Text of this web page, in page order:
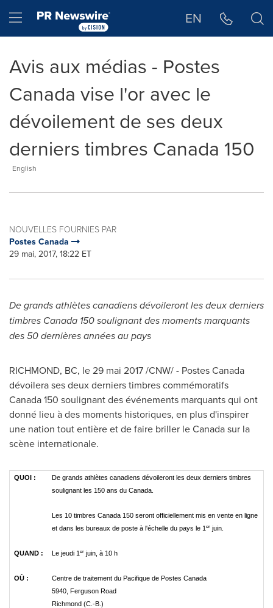
Hamburger menu EN
Avis aux médias - Postes
Canada vise l'or avec le
dévoilement de ses deux
derniers timbres Canada 150
English
NOUVELLES FOURNIES PAR
Postes Canada
29 mai, 2017, 18:22 ET
De grands athlètes canadiens dévoileront les deux derniers
timbres Canada 150 soulignant des moments marquants
des 50 dernières années au pays
RICHMOND, BC, le 29 mai 2017 /CNW/ - Postes Canada
dévoilera ses deux derniers timbres commémoratifs
Canada 150 soulignant des événements marquants qui ont
donné lieu à des moments historiques, en plus d'inspirer
une nation tout entière et de faire briller leCanadasur la
scène internationale.
QUOI :
De grands athlètes canadiens dévoileront les deux derniers timbres
soulignant les 150 ans du Canada.
Les 10 timbres Canada 150 seront officiellement mis en vente en ligne
et dans les bureaux de poste à l'échelle du pays le 1 er juin.
QUAND : Le jeudi 1 er juin, à 10 h
OÙ :
Centre de traitement du Pacifique de Postes Canada
5940, Ferguson Road
Richmond (C.-B.)